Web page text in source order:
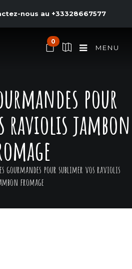
nous au +33328667577
0
MENU
pour
raviolis jambon
gourmandes pour sublimer vos raviolis
fromage